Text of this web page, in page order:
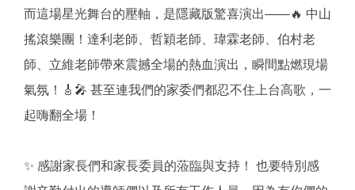
而這場星光舞台的壓軸，是隱藏版驚喜演出——🔥 中山
搖滾樂團！達利老師、哲穎老師、瑋霖老師、伯村老
師、立維老師帶來震撼全場的熱血演出，瞬間點燃現場
氣氛！🎸🎤 甚至連我們的家委們都忍不住上台高歌，一
起嗨翻全場！
✨ 感謝家長們和家長委員的蒞臨與支持！ 也要特別感